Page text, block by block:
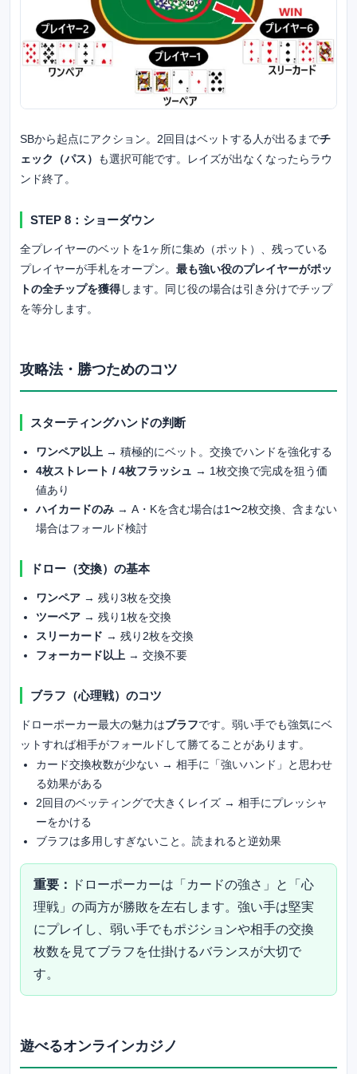
SBから起点にアクション。2回目はベットする人が出るまでチ
ェック（パス）
も選択可能です。レイズが出なくなったらラウ
ンド終了。
STEP 8：ショーダウン
全プレイヤーのベットを1ヶ所に集め（ポット）、残っている
プレイヤーが手札をオープン。 最も強い役のプレイヤーがポッ
トの全チップを獲得します。同じ役の場合は引き分けでチップ
を等分します。
攻略法・勝つためのコツ
スターティングハンドの判断
ワンペア以上 → 積極的にベット。交換でハンドを強化する
4枚ストレート / 4枚フラッシュ → 1枚交換で完成を狙う価
値あり
ハイカードのみ → A・Kを含む場合は1〜2枚交換、含まない
場合はフォールド検討
ドロー（交換）の基本
ワンペア → 残り3枚を交換
ツーペア → 残り1枚を交換
スリーカード → 残り2枚を交換
フォーカード以上 → 交換不要
ブラフ（心理戦）のコツ
ドローポーカー最大の魅力はブラフです。弱い手でも強気にベ
ットすれば相手がフォールドして勝てることがあります。
カード交換枚数が少ない → 相手に「強いハンド」と思わせ
る効果がある
2回目のベッティングで大きくレイズ → 相手にプレッシャ
ーをかける
ブラフは多用しすぎないこと。読まれると逆効果
重要：
ドローポーカーは「カードの強さ」と「心
理戦」の両方が勝敗を左右します。強い手は堅実
にプレイし、弱い手でもポジションや相手の交換
枚数を見てブラフを仕掛けるバランスが大切で
す。
遊べるオンラインカジノ